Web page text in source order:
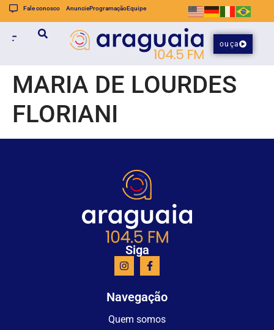
Fale conosco AnuncieProgramaçãoEquipe
ouça
MARIA DE LOURDES
FLORIANI
Siga
Navegação
Quem somos